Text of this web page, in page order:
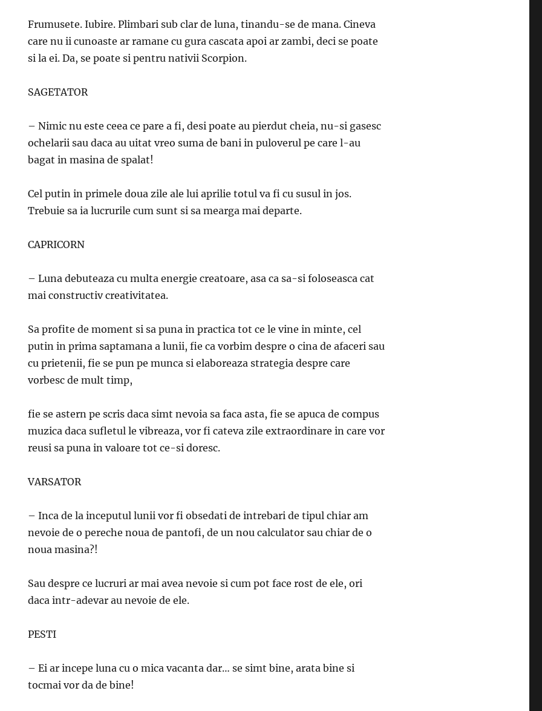
Frumusete. Iubire. Plimbari sub clar de luna, tinandu-se de mana. Cineva
care nu ii cunoaste ar ramane cu gura cascata apoi ar zambi, deci se poate
si la ei. Da, se poate si pentru nativii Scorpion.
SAGETATOR
– Nimic nu este ceea ce pare a fi, desi poate au pierdut cheia, nu-si gasesc
ochelarii sau daca au uitat vreo suma de bani in puloverul pe care l-au
bagat in masina de spalat!
Cel putin in primele doua zile ale lui aprilie totul va fi cu susul in jos.
Trebuie sa ia lucrurile cum sunt si sa mearga mai departe.
CAPRICORN
– Luna debuteaza cu multa energie creatoare, asa ca sa-si foloseasca cat
mai constructiv creativitatea.
Sa profite de moment si sa puna in practica tot ce le vine in minte, cel
putin in prima saptamana a lunii, fie ca vorbim despre o cina de afaceri sau
cu prietenii, fie se pun pe munca si elaboreaza strategia despre care
vorbesc de mult timp,
fie se astern pe scris daca simt nevoia sa faca asta, fie se apuca de compus
muzica daca sufletul le vibreaza, vor fi cateva zile extraordinare in care vor
reusi sa puna in valoare tot ce-si doresc.
VARSATOR
– Inca de la inceputul lunii vor fi obsedati de intrebari de tipul chiar am
nevoie de o pereche noua de pantofi, de un nou calculator sau chiar de o
noua masina?!
Sau despre ce lucruri ar mai avea nevoie si cum pot face rost de ele, ori
daca intr-adevar au nevoie de ele.
PESTI
– Ei ar incepe luna cu o mica vacanta dar… se simt bine, arata bine si
tocmai vor da de bine!